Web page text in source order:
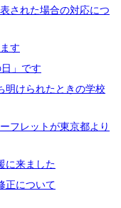
された場合の対応につ
す
」です
けられたときの学校
フレットが東京都より
に来ました
正について